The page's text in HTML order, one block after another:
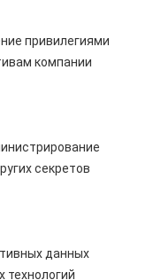
привилегиями
компании
секретов
данных
технологий